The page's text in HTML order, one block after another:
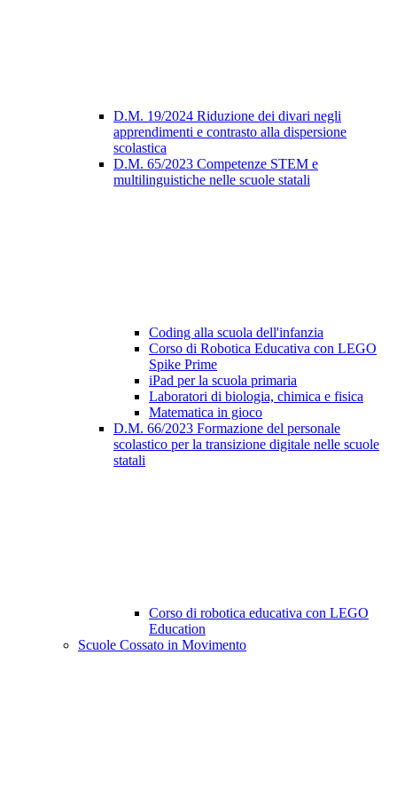
D.M. 19/2024 Riduzione dei divari negli
apprendimenti e contrasto alla dispersione
scolastica
D.M. 65/2023 Competenze STEM e
multilinguistiche nelle scuole statali
Coding alla scuola dell'infanzia
Corso di Robotica Educativa con LEGO
Spike Prime
iPad per la scuola primaria
Laboratori di biologia, chimica e fisica
Matematica in gioco
D.M. 66/2023 Formazione del personale
scolastico per la transizione digitale nelle scuole
statali
Corso di robotica educativa con LEGO
Education
Scuole Cossato in Movimento